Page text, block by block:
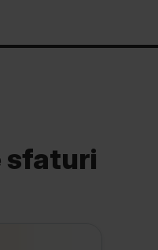
sfaturi